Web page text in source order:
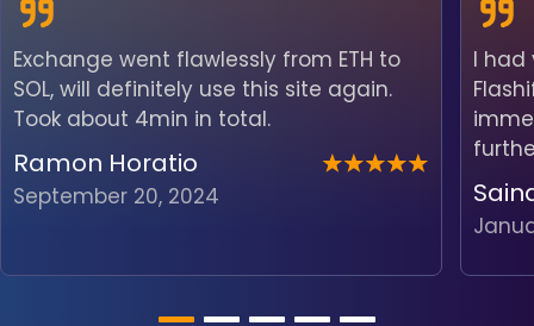
Exchange went flawlessly from ETH to
SOL, will definitely use this site again.
Took about 4min in total.
Ramon Horatio
September 20, 2024
I had